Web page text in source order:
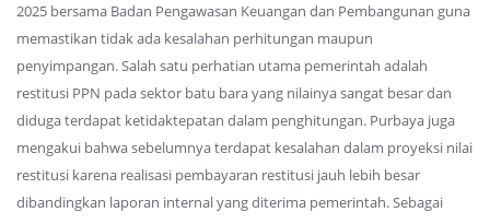
2025 bersama Badan Pengawasan Keuangan dan Pembangunan guna
memastikan tidak ada kesalahan perhitungan maupun
penyimpangan. Salah satu perhatian utama pemerintah adalah
restitusi PPN pada sektor batu bara yang nilainya sangat besar dan
diduga terdapat ketidaktepatan dalam penghitungan. Purbaya juga
mengakui bahwa sebelumnya terdapat kesalahan dalam proyeksi nilai
restitusi karena realisasi pembayaran restitusi jauh lebih besar
dibandingkan laporan internal yang diterima pemerintah. Sebagai